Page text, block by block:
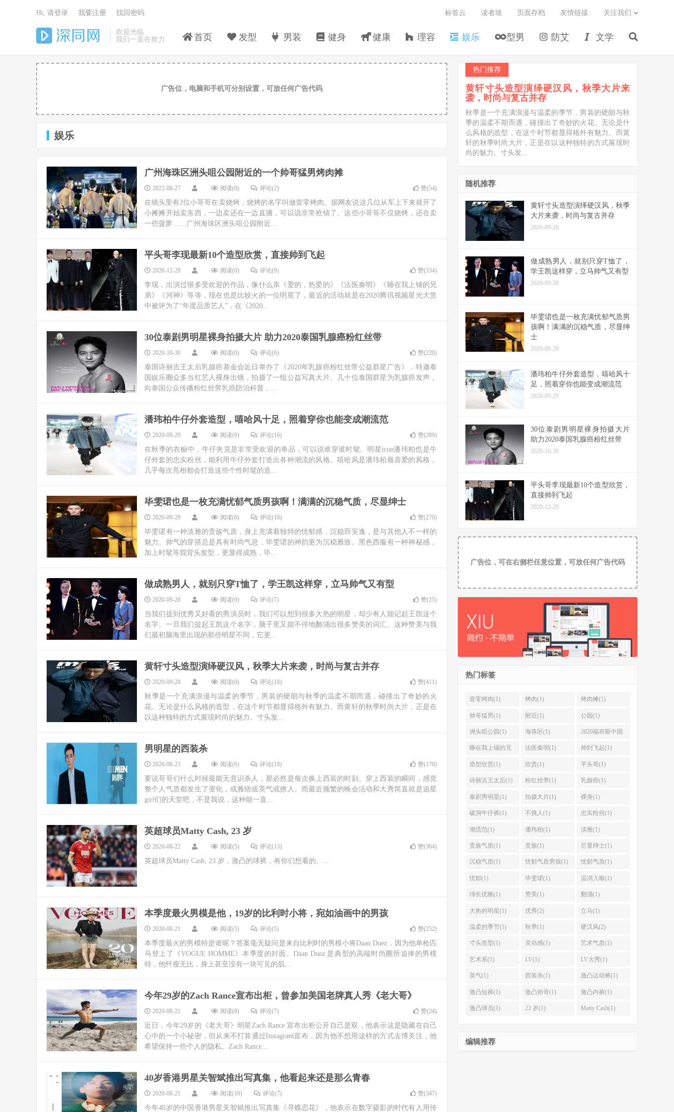
欢迎光临
我们一直在努力
首页 发型 男装 健身 健康 理容 娱乐 型男 防艾 文学
标签云 读者墙 页面存档 友情链接 关注我们
Hi, 请登录 我要注册 找回密码
广告位，电脑和手机可分别设置，可放任何广告代码
娱乐
广州海珠区洲头咀公园附近的一个帅哥猛男烤肉摊
2022-08-27 阅读(0) 评论(2) 赞(54)
在镜头里有2位小哥哥在卖烧烤，烧烤的名字叫做壹零烤肉。据网友说这几位从车上下来就开了
小摊摊开始卖东西，一边卖还在一边直播，可以说非常抢镜了。这些小哥哥不仅烧烤，还在卖
一些菠萝……广州海珠区洲头咀公园附近...
平头哥李现最新10个造型欣赏，直接帅到飞起
2020-12-29 阅读(0) 评论(9) 赞(334)
李现，出演过很多受欢迎的作品，像什么亲《爱的，热爱的》《法医秦明》《睡在我上铺的兄
弟》《河神》等等，现在也是比较火的一位明星了，最近的活动就是在2020腾讯视频星光大赏
中被评为了“年度品质艺人”，在《2020...
30位泰剧男明星裸身拍摄大片 助力2020泰国乳腺癌粉红丝带
2020-10-30 阅读(0) 评论(6) 赞(220)
泰国诗丽吉王太后乳腺癌基金会近日举办了《2020年乳腺癌粉红丝带公益群星广告》，特邀泰
国娱乐圈众多当红艺人裸身出镜，拍摄了一组公益写真大片。几十位泰国群星为乳腺癌发声，
向泰国公众传播粉红丝带乳癌防治科普，...
潘玮柏牛仔外套造型，嘻哈风十足，照着穿你也能变成潮流范
2020-09-29 阅读(0) 评论(16) 赞(289)
在秋季的衣橱中，牛仔夹克是非常受欢迎的单品，可以说谁穿谁时髦。明星icon潘玮柏也是牛
仔外套的忠实粉丝，能利用牛仔外套打造出各种潮流的风格。嘻哈风是潘玮柏最喜爱的风格，
几乎每次亮相都会打造这些个性时髦的造...
毕雯珺也是一枚充满忧郁气质男孩啊！满满的沉稳气质，尽显绅士
2020-09-29 阅读(0) 评论(18) 赞(270)
毕雯珺有一种淡雅的贵族气质，身上充满着独特的忧郁感，沉稳而安逸，是与其他人不一样的
魅力。帅气的穿搭总是具有时尚气息，毕雯珺的神韵更为沉稳雅致。黑色西服有一种神秘感，
加上时髦等我背头发型，更显得成熟，毕...
做成熟男人，就别只穿T恤了，学王凯这样穿，立马帅气又有型
2020-09-28 阅读(0) 评论(7) 赞(25)
当我们提到优秀又好看的男演员时，我们可以想到很多大热的明星，却少有人能记起王凯这个
名字。一旦我们提起王凯这个名字，脑子里又能不停地翻涌出很多赞美的词汇。这种赞美与我
们最初脑海里出现的那些明星不同，它更...
黄轩寸头造型演绎硬汉风，秋季大片来袭，时尚与复古并存
2020-09-28 阅读(0) 评论(18) 赞(411)
秋季是一个充满浪漫与温柔的季节，男装的硬朗与秋季的温柔不期而遇，碰撞出了奇妙的火
花。无论是什么风格的造型，在这个时节都显得格外有魅力。而黄轩的秋季时尚大片，正是在
以这种独特的方式展现时尚的魅力。寸头发...
男明星的西装杀
2020-08-23 阅读(6) 评论(18) 赞(170)
要说哥哥们什么时候最能无意识杀人，那必然是每次换上西装的时刻。穿上西装的瞬间，感觉
整个人气质都发生了变化，或雅痞或英气或撩人。而最近频繁的晚会活动和大秀简直就是追星
girl们的天堂吧，不是我说，这种能一直...
英超球员Matty Cash, 23 岁
2020-08-22 阅读(5) 评论(13) 赞(364)
英超球员Matty Cash, 23 岁，激凸的球裤，有你们想看的。...
本季度最火男模是他，19岁的比利时小将，宛如油画中的男孩
2020-08-21 阅读(5) 评论(5) 赞(252)
本季度最火的男模特是谁呢？答案毫无疑问是来自比利时的男模小将Daan Duez，因为他单枪匹
马登上了《VOGUE HOMME》本季度的封面。Daan Duez 是典型的高端时尚圈所追捧的男模
特，他纤瘦无比，身上甚至没有一块可见的肌...
今年29岁的Zach Rance宣布出柜，曾参加美国老牌真人秀《老大哥》
2020-08-21 阅读(8) 评论(7) 赞(24)
近日，今年29岁的《老大哥》明星Zach Rance 宣布出柜公开自己是双，他表示这是隐藏在自己
心中的一个小秘密，但从来不打算通过Instagram宣布，因为他不想用这样的方式去博关注，他
希望保持一些个人的隐私。Zach Rance...
40岁香港男星关智斌推出写真集，他看起来还是那么青春
2020-08-21 阅读(10) 评论(7) 赞(347)
今年40岁的中国香港男星关智斌推出写真集《寻蝶恋花》，他表示在数字摄影的时代有人用传
热门推荐
黄轩寸头造型演绎硬汉风，秋季大片来
袭，时尚与复古并存
秋季是一个充满浪漫与温柔的季节，男装的硬朗与秋
季的温柔不期而遇，碰撞出了奇妙的火花。无论是什
么风格的造型，在这个时节都显得格外有魅力。而黄
轩的秋季时尚大片，正是在以这种独特的方式展现时
尚的魅力。寸头发...
随机推荐
黄轩寸头造型演绎硬汉风，秋季
大片来袭，时尚与复古并存
2020-09-28
做成熟男人，就别只穿T恤了，
学王凯这样穿，立马帅气又有型
2020-09-28
毕雯珺也是一枚充满忧郁气质男
孩啊！满满的沉稳气质，尽显绅
士
2020-09-29
潘玮柏牛仔外套造型，嘻哈风十
足，照着穿你也能变成潮流范
2020-09-29
30位泰剧男明星裸身拍摄大片
助力2020泰国乳腺癌粉红丝带
2020-10-30
平头哥李现最新10个造型欣赏，
直接帅到飞起
2020-12-29
广告位，可在右侧栏任意位置，可放任何广告代码
热门标签
壹零烤肉(1) 烤肉(1) 烤肉摊(1)
帅哥猛男(1) 附近(1) 公园(1)
洲头咀公园(1) 海珠区(1) 2020福布斯中国
名人榜(1)
睡在我上铺的兄
弟(1)
法医秦明(1) 帅到飞起(1)
造型欣赏(1) 欣赏(1) 平头哥(1)
诗丽吉王太后(1) 粉红丝带(1) 乳腺癌(1)
泰剧男明星(1) 拍摄大片(1) 裸身(1)
破洞牛仔裤(1) 不挑人(1) 忠实粉丝(1)
潮流范(1) 潘玮柏(1) 淡雅(1)
贵族气质(1) 贵族(1) 尽显绅士(1)
沉稳气质(1) 忧郁气质男孩(1) 忧郁气质(1)
忧郁(1) 毕雯珺(1) 温润入喉(1)
绵长优雅(1) 赞美(1) 翻涌(1)
大热的明星(1) 优秀(2) 立马(1)
温柔的季节(1) 秋季(1) 硬汉风(2)
寸头造型(1) 灵动感(1) 艺术气质(1)
艺术系(1) LV(1) LV大秀(1)
英气(1) 西装杀(1) 激凸运动裤(1)
激凸短裤(1) 激凸帅哥(1) 激凸内裤(1)
激凸球员(1) 23 岁(1) Matty Cash(1)
编辑推荐